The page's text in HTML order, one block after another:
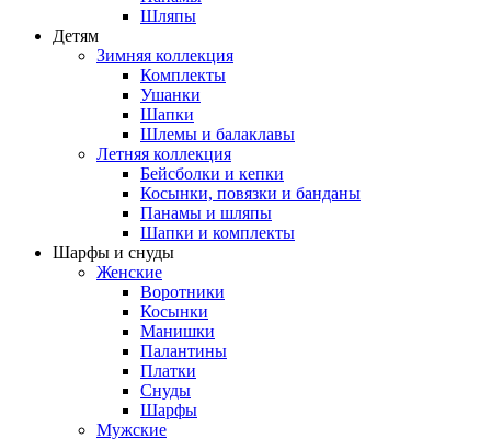
Шляпы
Детям
Зимняя коллекция
Комплекты
Ушанки
Шапки
Шлемы и балаклавы
Летняя коллекция
Бейсболки и кепки
Косынки, повязки и банданы
Панамы и шляпы
Шапки и комплекты
Шарфы и снуды
Женские
Воротники
Косынки
Манишки
Палантины
Платки
Снуды
Шарфы
Мужские